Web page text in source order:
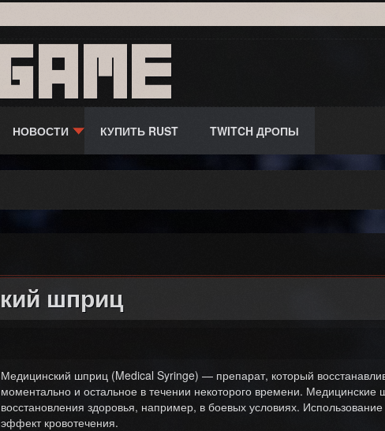
НОВОСТИ КУПИТЬ RUST TWITCH ДРОПЫ
шприц
Медицинский шприц (Medical Syringe) — препарат, который
моментально и остальное в течении некоторого времени. Медицинские
восстановления здоровья, например, в боевых условиях.
эффект кровотечения.